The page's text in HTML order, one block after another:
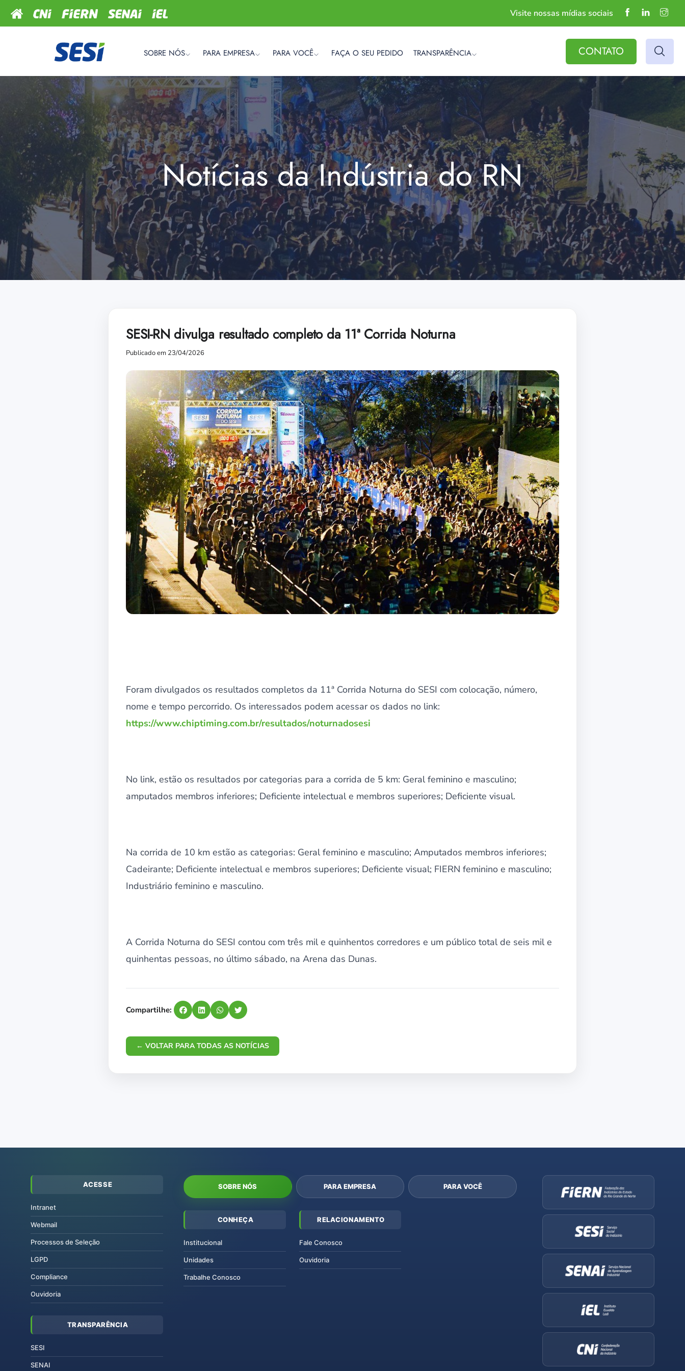
Visite nossas mídias sociais
SOBRE NÓS PARA EMPRESA PARA VOCÊ FAÇA O SEU PEDIDO TRANSPARÊNCIA CONTATO
Notícias da Indústria do RN
SESI-RN divulga resultado completo da 11ª Corrida Noturna
Publicado em 23/04/2026
Foram divulgados os resultados completos da 11ª Corrida Noturna do SESI com colocação, número,
nome e tempo percorrido. Os interessados podem acessar os dados no link:
https://www.chiptiming.com.br/resultados/noturnadosesi
No link, estão os resultados por categorias para a corrida de 5 km: Geral feminino e masculino;
amputados membros inferiores; Deficiente intelectual e membros superiores; Deficiente visual.
Na corrida de 10 km estão as categorias: Geral feminino e masculino; Amputados membros inferiores;
Cadeirante; Deficiente intelectual e membros superiores; Deficiente visual; FIERN feminino e masculino;
Industriário feminino e masculino.
A Corrida Noturna do SESI contou com três mil e quinhentos corredores e um público total de seis mil e
quinhentas pessoas, no último sábado, na Arena das Dunas.
Compartilhe:
← VOLTAR PARA TODAS AS NOTÍCIAS
ACESSE
Intranet
Webmail
Processos de Seleção
LGPD
Compliance
Ouvidoria
TRANSPARÊNCIA
SESI
SENAI
SOBRE NÓS PARA EMPRESA PARA VOCÊ
CONHEÇA
Institucional
Unidades
Trabalhe Conosco
RELACIONAMENTO
Fale Conosco
Ouvidoria